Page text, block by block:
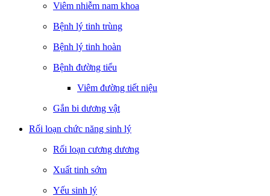
Viêm nhiễm nam khoa
Bệnh lý tinh trùng
Bệnh lý tinh hoàn
Bệnh đường tiểu
Viêm đường tiết niệu
Gắn bi dương vật
Rối loạn chức năng sinh lý
Rối loạn cương dương
Xuất tinh sớm
Yếu sinh lý